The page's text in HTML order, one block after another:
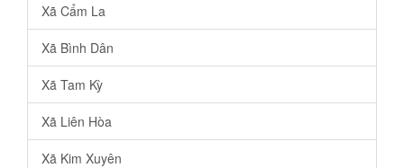
Xã Cẩm La
Xã Bình Dân
Xã Tam Kỳ
Xã Liên Hòa
Xã Kim Xuyên